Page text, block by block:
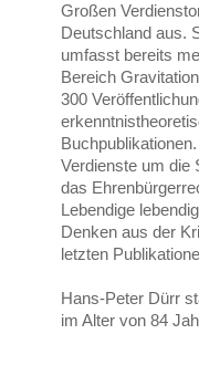
Großen
Deutschland aus.
umfasst bereits
Bereich
300
Verdienste um die
das
Lebendige
Denken aus der
letzten
Hans-Peter Dürr
im Alter von 84